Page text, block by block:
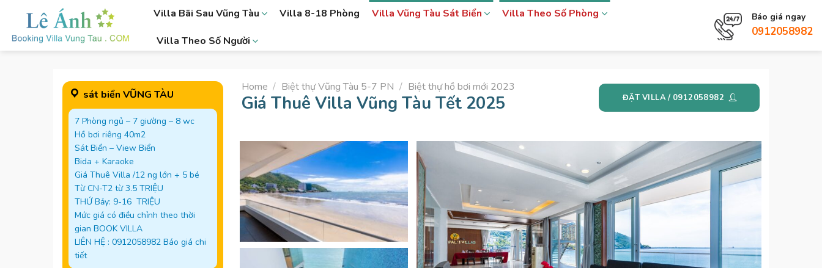
content
Villa Bãi Sau Vũng Tàu Villa 8-18 Phòng Villa Vũng Tàu Sát Biển Villa Theo Số Phòng
Villa Theo Số Người
Báo giá ngay
0912058982
sát biển VŨNG TÀU
7 Phòng ngủ – 7 giường – 8 wc
Hồ bơi riêng 40m2
Sát Biển – View Biển
Bida + Karaoke
Giá Thuê Villa /12 ng lớn + 5 bé
Từ CN-T2 từ 3.5 TRIỆU
THỨ Bảy: 9-16 TRIỆU
Mức giá có điều chỉnh theo thời
gian BOOK VILLA
LIÊN HỆ : 0912058982 Báo giá chi
tiết
Home / Biệt thự Vũng Tàu 5-7 PN / Biệt thự hồ bơi mới 2023
Giá Thuê Villa Vũng Tàu Tết 2025 ĐẶT VILLA / 0912058982